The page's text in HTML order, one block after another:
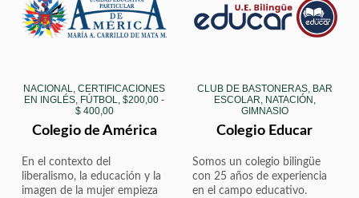
NACIONAL, CERTIFICACIONES
EN INGLÉS, FÚTBOL, $200,00 -
$ 400,00
Colegio de América
En el contexto del
liberalismo, la educación y la
imagen de la mujer empieza
CLUB DE BASTONERAS, BAR
ESCOLAR, NATACIÓN,
GIMNASIO
Colegio Educar
Somos un colegio bilingüe
con 25 años de experiencia
en el campo educativo.